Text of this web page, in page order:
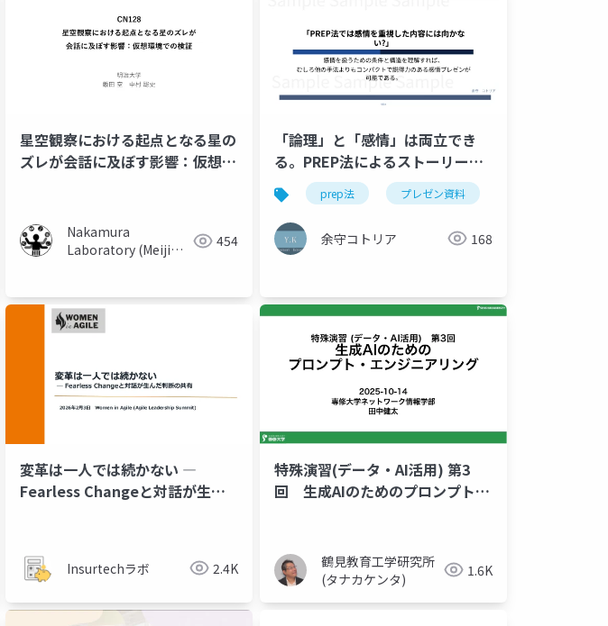
星空観察における起点となる星の
ズレが会話に及ぼす影響：仮想環
Nakamura
Laboratory (Meiji
454
「論理」と「感情」は両立でき
る。PREP法によるストーリーテ
リング実践マニュアル
prep法 プレゼン資料
余守コトリア 168
変革は一人では続かない ―
Fearless Changeと対話が生ん
Insurtechラボ 2.4K
特殊演習(データ・AI活用) 第3
回 生成AIのためのプロンプト・
鶴見教育工学研究所
(タナカケンタ)
1.6K